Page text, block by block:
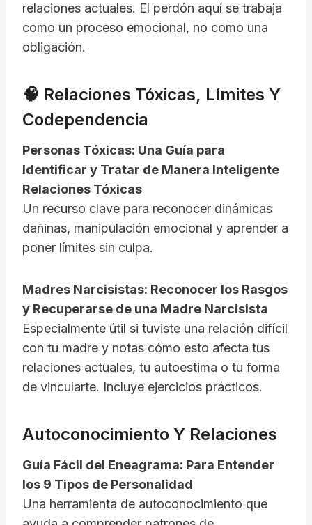
relaciones actuales. El perdón aquí se trabaja
como un proceso emocional, no como una
obligación.
🧠 Relaciones Tóxicas, Límites Y
Codependencia
Personas Tóxicas: Una Guía para
Identificar y Tratar de Manera Inteligente
Relaciones Tóxicas
Un recurso clave para reconocer dinámicas
dañinas, manipulación emocional y aprender a
poner límites sin culpa.
Madres Narcisistas: Reconocer los Rasgos
y Recuperarse de una Madre Narcisista
Especialmente útil si tuviste una relación difícil
con tu madre y notas cómo esto afecta tus
relaciones actuales, tu autoestima o tu forma
de vincularte. Incluye ejercicios prácticos.
Autoconocimiento Y Relaciones
Guía Fácil del Eneagrama: Para Entender
los 9 Tipos de Personalidad
Una herramienta de autoconocimiento que